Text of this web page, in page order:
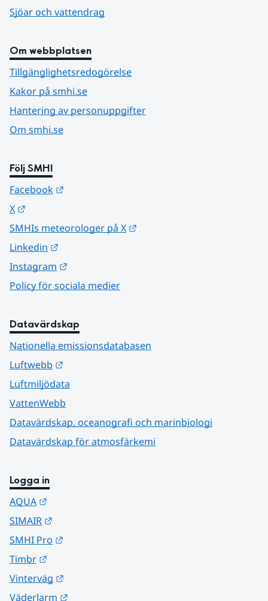
Sjöar och vattendrag
Om webbplatsen
Tillgänglighetsredogörelse
Kakor på smhi.se
Hantering av personuppgifter
Om smhi.se
Följ SMHI
Facebook
X
SMHIs meteorologer på X
Linkedin
Instagram
Policy för sociala medier
Datavärdskap
Nationella emissionsdatabasen
Luftwebb
Luftmiljödata
VattenWebb
Datavärdskap, oceanografi och marinbiologi
Datavärdskap för atmosfärkemi
Logga in
AQUA
SIMAIR
SMHI Pro
Timbr
Vinterväg
Väderlarm